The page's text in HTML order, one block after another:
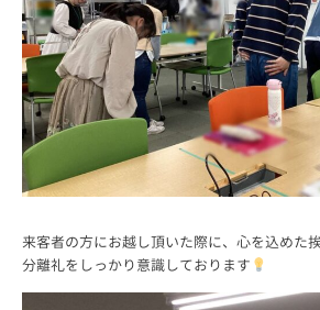
来客者の方にお越し頂いた際に、心を込めた
分離礼をしっかり意識しております